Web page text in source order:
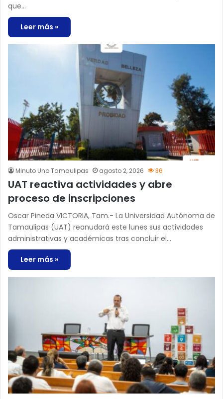
que…
Leer más »
Minuto Uno Tamaulipas agosto 2, 2026 36
UAT reactiva actividades y abre
proceso de inscripciones
Oscar Pineda VICTORIA, Tam.- La Universidad Autónoma de
Tamaulipas (UAT) reanudará este lunes sus actividades
administrativas y académicas tras concluir el…
Leer más »